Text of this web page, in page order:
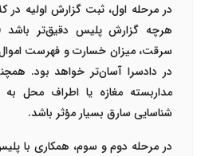
درمرحله اول، ثبت گزارش اولیه در
هرچه گزارش پلیس دقیق‌تر
سرقت، میزان خسارت و فهرست
در دادسرا آسان‌تر خواهد بود.
مداربسته مغازه یا اطراف محل
شناسایی سارق بسیار مؤثر باشد.
در مرحله دوم و سوم، همکاری با